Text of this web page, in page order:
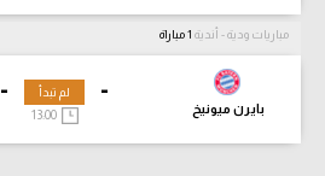
مباريات ودية - أندية
-
بايرن ميونيخ
- لم تبدأ
13:00